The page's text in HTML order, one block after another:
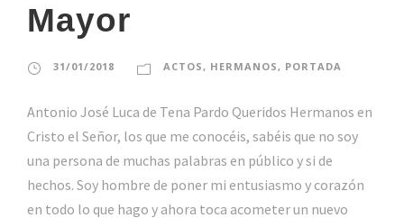
Mayor
31/01/2018 ACTOS , HERMANOS , PORTADA
Antonio José Luca de Tena Pardo Queridos Hermanos en
Cristo el Señor, los que me conocéis, sabéis que no soy
una persona de muchas palabras en público y si de
hechos. Soy hombre de poner mi entusiasmo y corazón
en todo lo que hago y ahora toca acometer un nuevo